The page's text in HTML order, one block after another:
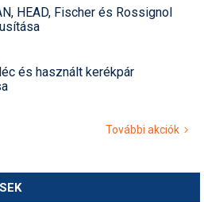
HEAD, Fischer és Rossignol
és használt kerékpár
További akciók